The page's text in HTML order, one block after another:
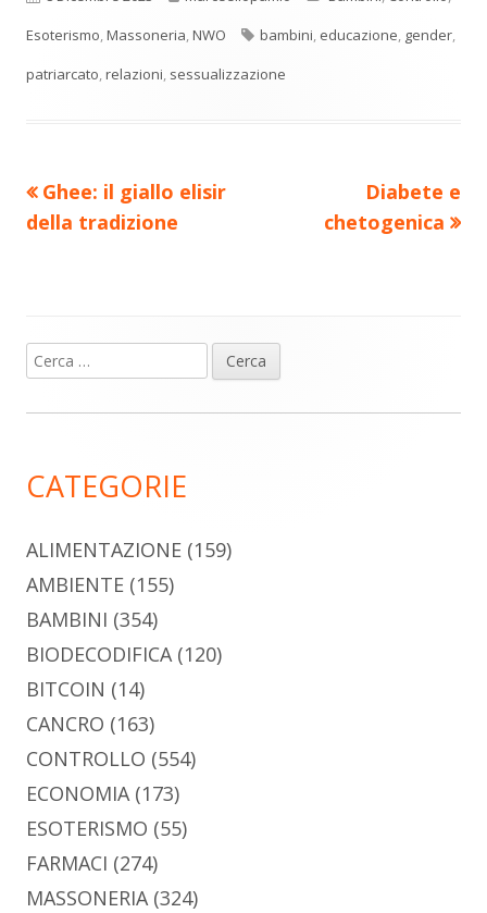
nuova
finestra
nuova
finestra
nuova
finestra
nuova
finestra
nuova
finestra
di
Esoterismo,Massoneria,NWO Tag
bambini, educazione, gender,
patriarcato,relazioni, sessualizzazione
Navigazione
Precedente
articolo:
Ghee: il giallo elisir
della tradizione
Nuovo
articolo:
Diabete e
chetogenica
Barra
laterale
Ricerca
per:
CATEGORIE
ALIMENTAZIONE (159)
AMBIENTE (155)
BAMBINI (354)
BIODECODIFICA(120)
BITCOIN (14)
CANCRO (163)
CONTROLLO (554)
ECONOMIA(173)
ESOTERISMO (55)
FARMACI (274)
MASSONERIA(324)